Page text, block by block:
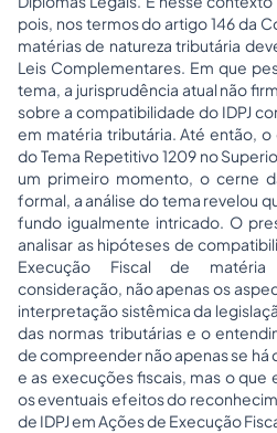
pois, nos termos do artigo 146 da
matérias de natureza tributária
Leis Complementares. Em que
tema, a jurisprudência atual não
sobre a compatibilidade do IDPJ
em matéria tributária. Até então,
do Tema Repetitivo 1209 no
um primeiro momento, o cerne
formal, a análise do tema revelou
fundo igualmente intricado. O
analisar as hipóteses de
Execução Fiscal de
consideração, não apenas os
interpretação sistêmica da
das normas tributárias e o
de compreender não apenas se há
e as execuções fiscais, mas o que
os eventuais efeitos do
de IDPJ em Ações de Execução